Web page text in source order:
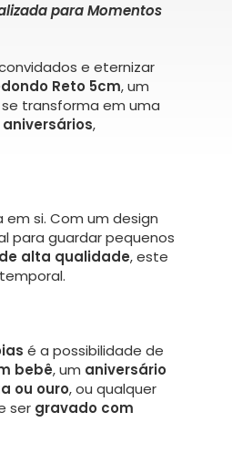
para Momentos
e eternizar
Reto 5cm, um
transforma em uma
aniversários,
si. Com um design
para guardar pequenos
alta qualidade, este
é a possibilidade de
bebê, um aniversário
ou ouro, ou qualquer
ser gravado com